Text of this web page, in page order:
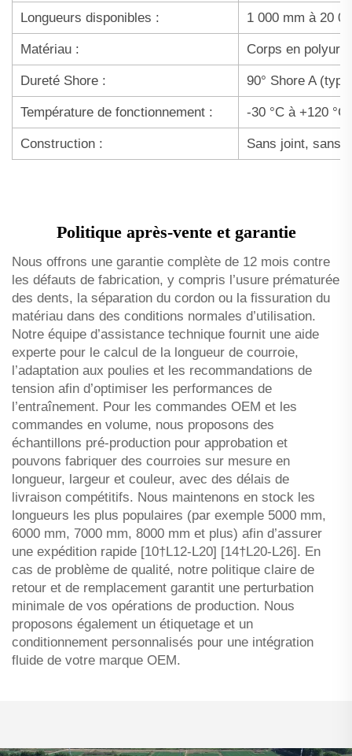
Longueurs disponibles : 1 000 mm à 20
Matériau : Corps en
Dureté Shore : 90° Shore A
Température de fonctionnement : -30 °C à +120
Construction : Sans joint, sans
Politique après-vente et garantie
Nous offrons une garantie complète de 12 mois contre
les défauts de fabrication, y compris l’usure prématurée
des dents, la séparation du cordon ou la fissuration du
matériau dans des conditions normales d’utilisation.
Notre équipe d’assistance technique fournit une aide
experte pour le calcul de la longueur de courroie,
l’adaptation aux poulies et les recommandations de
tension afin d’optimiser les performances de
l’entraînement. Pour les commandes OEM et les
commandes en volume, nous proposons des
échantillons pré-production pour approbation et
pouvons fabriquer des courroies sur mesure en
longueur, largeur et couleur, avec des délais de
livraison compétitifs. Nous maintenons en stock les
longueurs les plus populaires (par exemple 5000 mm,
6000 mm, 7000 mm, 8000 mm et plus) afin d’assurer
une expédition rapide [10†L12-L20] [14†L20-L26]. En
cas de problème de qualité, notre politique claire de
retour et de remplacement garantit une perturbation
minimale de vos opérations de production. Nous
proposons également un étiquetage et un
conditionnement personnalisés pour une intégration
fluide de votre marque OEM.